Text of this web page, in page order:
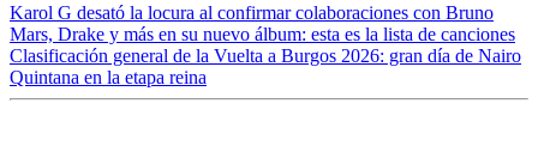
Karol G desató la locura al confirmar colaboraciones con Bruno
Mars, Drake y más en su nuevo álbum: esta es la lista de canciones
Clasificación general de la Vuelta a Burgos 2026: gran día de Nairo
Quintana en la etapa reina